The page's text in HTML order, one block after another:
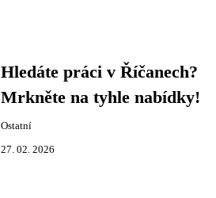
Hledáte práci v Říčanech?
Mrkněte na tyhle nabídky!
Ostatní
27. 02. 2026